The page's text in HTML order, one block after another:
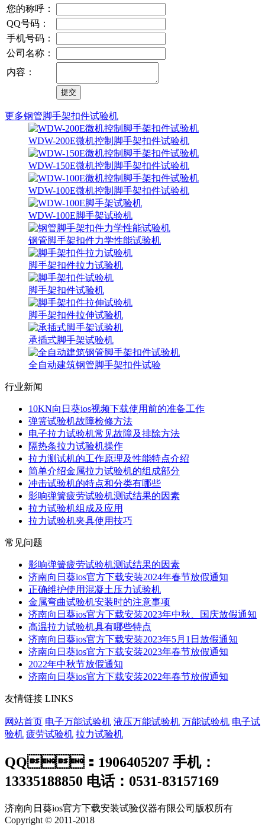
您的称呼：
QQ号码：
手机号码：
公司名称：
内容：
更多钢管脚手架扣件试验机
WDW-200E微机控制脚手架扣件试验机
WDW-150E微机控制脚手架扣件试验机
WDW-100E微机控制脚手架扣件试验机
WDW-100E脚手架试验机
钢管脚手架扣件力学性能试验机
脚手架扣件拉力试验机
脚手架扣件试验机
脚手架扣件拉伸试验机
承插式脚手架试验机
全自动建筑钢管脚手架扣件试验
行业新闻
10KN向日葵ios视频下载使用前的准备工作
弹簧试验机故障检修方法
电子拉力试验机常见故障及排除方法
隔热条拉力试验机操作
拉力测试机的工作原理及性能特点介绍
简单介绍金属拉力试验机的组成部分
冲击试验机的特点和分类有哪些
影响弹簧疲劳试验机测试结果的因素
拉力试验机组成及应用
拉力试验机夹具使用技巧
常见问题
影响弹簧疲劳试验机测试结果的因素
济南向日葵ios官方下载安装2024年春节放假通知
正确维护使用混凝土压力试验机
金属弯曲试验机安装时的注意事项
济南向日葵ios官方下载安装2023年中秋、国庆放假通知
高温拉力试验机具有哪些特点
济南向日葵ios官方下载安装2023年5月1日放假通知
济南向日葵ios官方下载安装2023年春节放假通知
2022年中秋节放假通知
济南向日葵ios官方下载安装2022年春节放假通知
友情链接 LINKS
网站首页 电子万能试验机 液压万能试验机 万能试验机 电子试
验机 疲劳试验机 拉力试验机
QQ：1906405207 手机：
13335188850 电话：0531-83157169
济南向日葵ios官方下载安装试验仪器有限公司版权所有
Copyright © 2011-2018